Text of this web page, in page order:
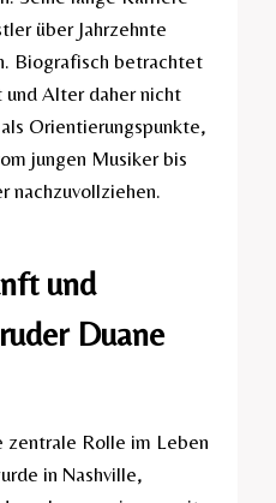
über Jahrzehnte
Biografisch betrachtet
Alter daher nicht
Orientierungspunkte,
jungen Musiker bis
nachzuvollziehen.
und
Duane
zentrale Rolle im Leben
in Nashville,